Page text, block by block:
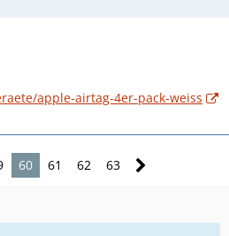
apple-airtag-4er-pack-weiss
60 61 62 63